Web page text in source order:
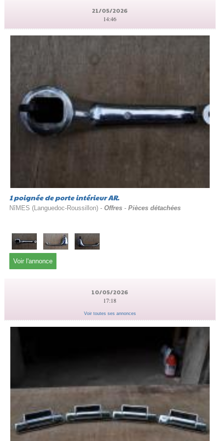
21/05/2026
14:46
1 poignée de porte intérieur AR.
NîMES (Languedoc-Roussillon) - Offres- Pièces détachées
Voir l'annonce
10/05/2026
17:18
Voir toutes ses annonces